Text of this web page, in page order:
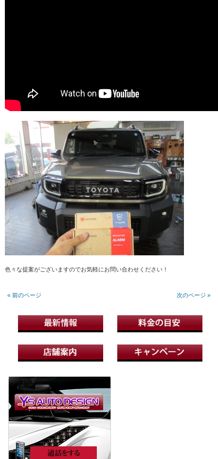
色々な提案がございますのでお気軽にお問い合わせください！
« 前のページ 次のページ »